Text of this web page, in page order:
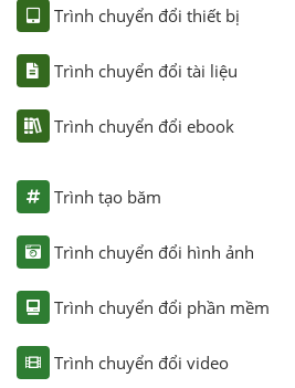
Trình chuyển đổi thiết bị
Trình chuyển đổi tài liệu
Trình chuyển đổi ebook
Trình tạo băm
Trình chuyển đổi hình ảnh
Trình chuyển đổi phần mềm
Trình chuyển đổi video